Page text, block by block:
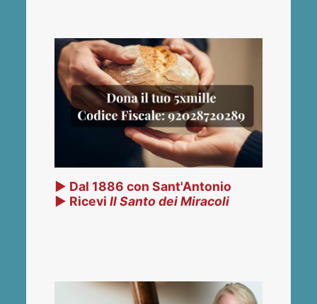
▶ Dal 1886 con Sant'Antonio
▶ RiceviIl Santo dei Miracoli